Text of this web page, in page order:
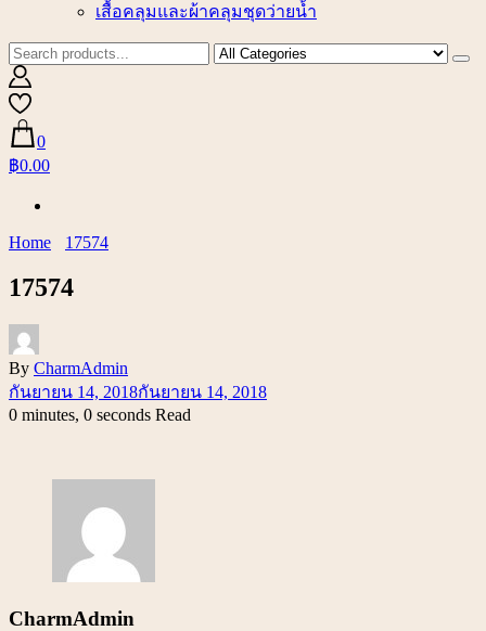
เสื้อคลุมและผ้าคลุมชุดว่ายน้ำ
0
฿0.00
Home 17574
17574
By CharmAdmin
กันยายน 14, 2018กันยายน 14, 2018
0 minutes, 0 seconds Read
CharmAdmin